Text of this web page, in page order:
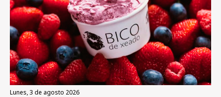
lunes, 3 de agosto 2026